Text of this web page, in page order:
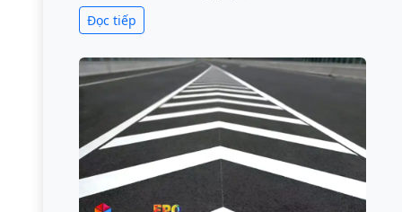
Đọc tiếp